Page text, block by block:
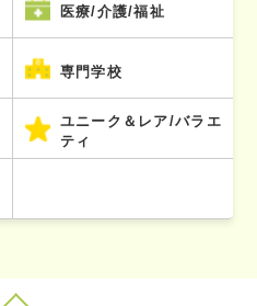
医療/介護/福祉
専門学校
ユニーク＆レア/バラエ
ティ